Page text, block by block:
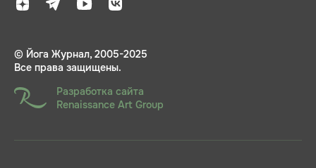
© Йога Журнал, 2005-2025
Все права защищены.
Разработка сайта
Renaissance Art Group